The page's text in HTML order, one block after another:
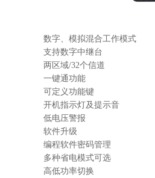
数字、模拟混合工作模式
支持数字中继台
两区域/32个信道
一键通功能
可定义功能键
开机指示灯及提示音
低电压警报
软件升级
编程软件密码管理
多种省电模式可选
高低功率切换